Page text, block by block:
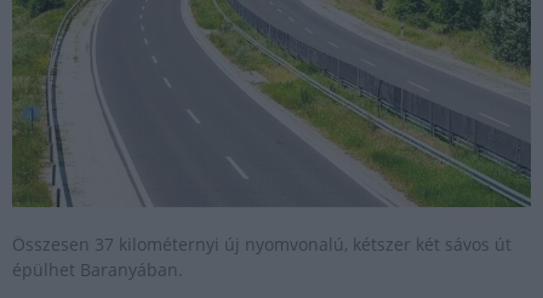
Összesen 37 kilométernyi új nyomvonalú, kétszer két sávos út
épülhet Baranyában.